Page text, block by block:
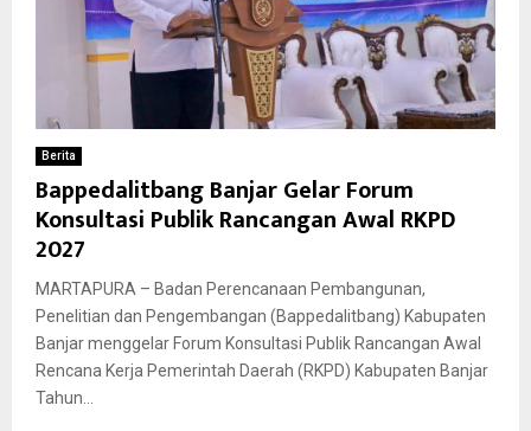
Berita
Bappedalitbang Banjar Gelar Forum
Konsultasi Publik Rancangan Awal RKPD
2027
MARTAPURA – Badan Perencanaan Pembangunan,
Penelitian dan Pengembangan (Bappedalitbang) Kabupaten
Banjar menggelar Forum Konsultasi Publik Rancangan Awal
Rencana Kerja Pemerintah Daerah (RKPD) Kabupaten Banjar
Tahun...